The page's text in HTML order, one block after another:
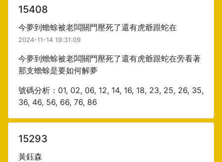
15408
今夢到蟾蜍被老闆關門壓死了還有虎爺跟蛇在
2024-11-14 19:31:09
今夢到蟾蜍被老闆關門壓死了還有虎爺跟蛇在旁看著
那支蟾蜍是要如何解夢
號碼分析：01, 02, 06, 12, 14, 16, 18, 23, 25, 26, 35,
36, 46, 56, 66, 76, 86
15293
黃鈺森